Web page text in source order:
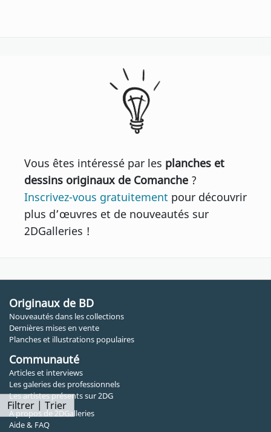
Filtrer | Trier
Vous êtes intéressé par les planches et
dessins originaux de Comanche ?
Inscrivez-vous gratuitement pour découvrir
plus d’œuvres et de nouveautés sur
2DGalleries !
Originaux de BD
Nouveautés dans les collections
Dernières mises en vente
Planches et illustrations populaires
Communauté
Articles et interviews
Les galeries des professionnels
Les artistes présents sur 2DG
A propos de 2DGalleries
Aide & FAQ